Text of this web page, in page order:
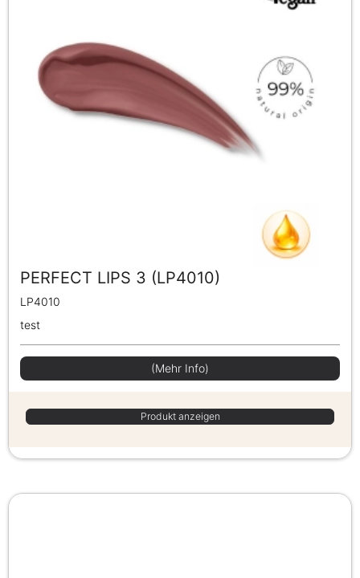
PERFECT LIPS 3 (LP4010)
LP4010
test
(Mehr Info)
Produkt anzeigen